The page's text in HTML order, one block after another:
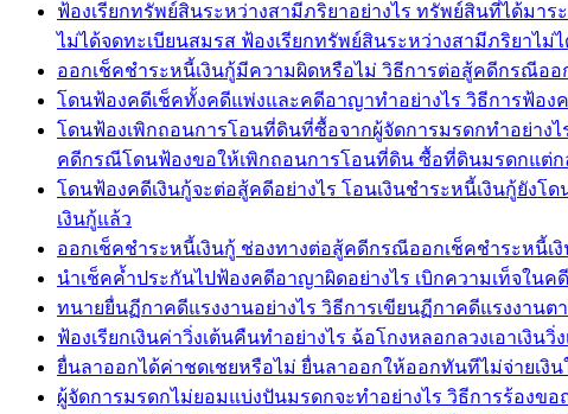
ฟ้องเรียกทรัพย์สินระหว่างสามีภริยาอย่างไร ทรัพย์สินที่ได้ม
ไม่ได้จดทะเบียนสมรส ฟ้องเรียกทรัพย์สินระหว่างสามีภริยาไม่
ออกเช็คชำระหนี้เงินกู้มีความผิดหรือไม่ วิธีการต่อสู้คดีกรณีออ
โดนฟ้องคดีเช็คทั้งคดีแพ่งและคดีอาญาทำอย่างไร วิธีการฟ้อง
โดนฟ้องเพิกถอนการโอนที่ดินที่ซื้อจากผู้จัดการมรดกทำอย่าง
คดีกรณีโดนฟ้องขอให้เพิกถอนการโอนที่ดิน ซื้อที่ดินมรดกแต่ก
โดนฟ้องคดีเงินกู้จะต่อสู้คดีอย่างไร โอนเงินชำระหนี้เงินกู้ยังโ
เงินกู้แล้ว
ออกเช็คชำระหนี้เงินกู้ ช่องทางต่อสู้คดีกรณีออกเช็คชำระหนี้เ
นำเช็คค้ำประกันไปฟ้องคดีอาญาผิดอย่างไร เบิกความเท็จใน
ทนายยื่นฏีกาคดีแรงงานอย่างไร วิธีการเขียนฏีกาคดีแรงงา
ฟ้องเรียกเงินค่าวิ่งเต้นคืนทำอย่างไร ฉ้อโกงหลอกลวงเอาเงิน
ยื่นลาออกได้ค่าชดเชยหรือไม่ ยื่นลาออกให้ออกทันทีไม่จ่ายเงิ
ผู้จัดการมรดกไม่ยอมแบ่งปันมรดกจะทำอย่างไร วิธีการร้องข